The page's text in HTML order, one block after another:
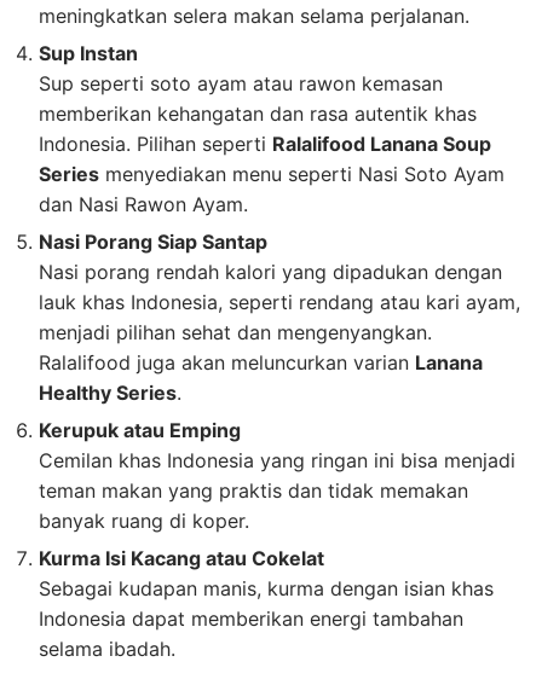
meningkatkan selera makan selama perjalanan.
Sup Instan
Sup seperti soto ayam atau rawon kemasan
memberikan kehangatan dan rasa autentik khas
Indonesia. Pilihan seperti Ralalifood Lanana Soup
Series menyediakan menu seperti Nasi Soto Ayam
dan Nasi Rawon Ayam.
Nasi Porang Siap Santap
Nasi porang rendah kalori yang dipadukan dengan
lauk khas Indonesia, seperti rendang atau kari ayam,
menjadi pilihan sehat dan mengenyangkan.
Ralalifood juga akan meluncurkan varian Lanana
Healthy Series.
Kerupuk atau Emping
Cemilan khas Indonesia yang ringan ini bisa menjadi
teman makan yang praktis dan tidak memakan
banyak ruang di koper.
Kurma Isi Kacang atau Cokelat
Sebagai kudapan manis, kurma dengan isian khas
Indonesia dapat memberikan energi tambahan
selama ibadah.